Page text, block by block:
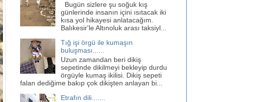
Bugün sizlere şu soğuk kış
günlerinde insanın içini ısıtacak iki
kısa yol hikayesi anlatacağım.
Balıkesir'le Altınoluk arası taksiyl...
Tığ işi örgü ile kumaşın
buluşması......
Uzun zamandan beri dikiş
sepetinde dikilmeyi bekleyip durdu
örgüyle kumaş ikilisi. Dikiş sepeti
falan dediğime bakıp çok dikişten anlayan bi...
Etrafın dili.......